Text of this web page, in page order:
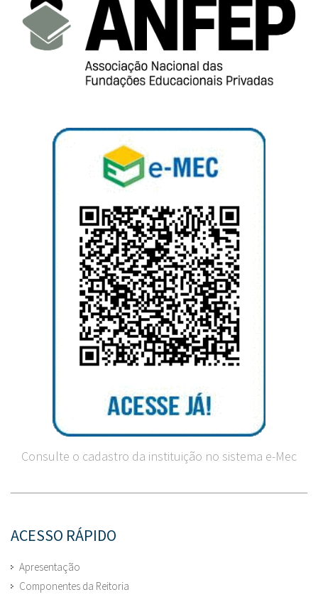
Consulte o cadastro da instituição no sistema e-Mec
ACESSO RÁPIDO
Apresentação
Componentes da Reitoria